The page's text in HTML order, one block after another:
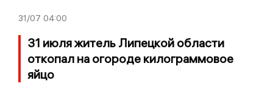
31/07 04:00
31 июля житель Липецкой области
откопал на огороде килограммовое
яйцо